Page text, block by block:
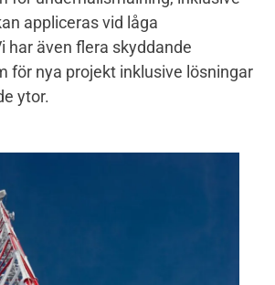
appliceras vid låga
har även flera skyddande
för nya projekt inklusive lösningar
ytor.